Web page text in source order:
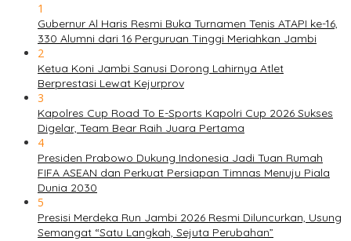
1
Gubernur Al Haris Resmi Buka Turnamen Tenis ATAPI ke-16,
330 Alumni dari 16 Perguruan Tinggi Meriahkan Jambi
2
Ketua Koni Jambi Sanusi Dorong Lahirnya Atlet
Berprestasi Lewat Kejurprov
3
Kapolres Cup Road To E-Sports Kapolri Cup 2026 Sukses
Digelar, Team Bear Raih Juara Pertama
4
Presiden Prabowo Dukung Indonesia Jadi Tuan Rumah
FIFA ASEAN dan Perkuat Persiapan Timnas Menuju Piala
Dunia 2030
5
Presisi Merdeka Run Jambi 2026 Resmi Diluncurkan, Usung
Semangat “Satu Langkah, Sejuta Perubahan”